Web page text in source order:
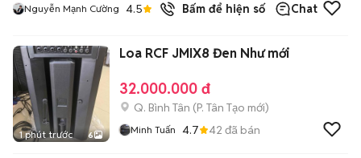
Nguyễn Mạnh Cường 4.5 Bấm để hiện số Chat
1 phút trước 6
Loa RCF JMIX8 Đen Như mới
32.000.000 đ
Q. Bình Tân (P. Tân Tạo mới)
Minh Tuấn 4.7 42 đã bán